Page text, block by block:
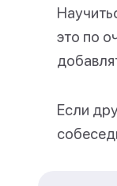
это по
Если